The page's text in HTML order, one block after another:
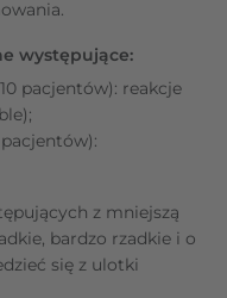
występujące:
pacjentów): reakcje
z mniejszą
bardzo rzadkie i o
się z ulotki